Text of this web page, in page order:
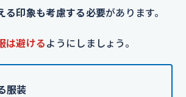
る印象も考慮する必要があります。
は避ける ようにしましょう。
服装